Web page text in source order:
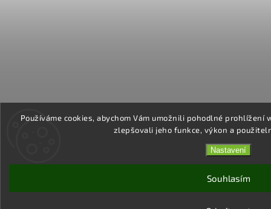
Používáme cookies, abychom Vám umožnili pohodlné
zlepšovali jeho funkce, výkon a
Nastavení
Souhlasím